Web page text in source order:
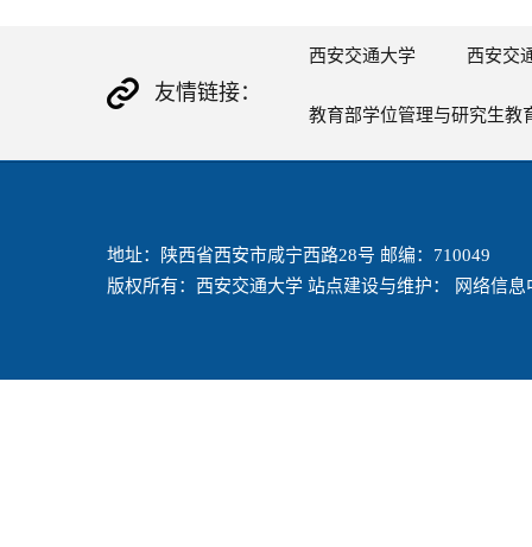
友情链接：
西安交通大学 西安交
教育部学位管理与研究生教
地址：陕西省西安市咸宁西路28号 邮编：710049
版权所有：西安交通大学 站点建设与维护： 网络信息